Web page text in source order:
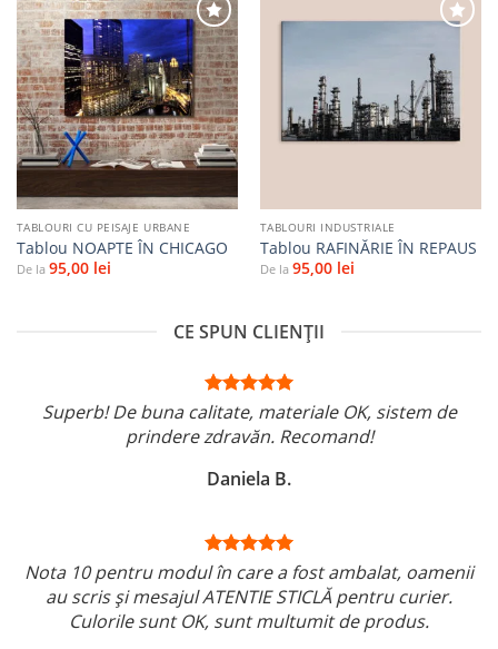
Adaugă
la
favorite
TABLOURI CU PEISAJE URBANE
Tablou NOAPTE ÎN CHICAGO
De la 95,00 lei
Adaugă
la
favorite
TABLOURI INDUSTRIALE
Tablou RAFINĂRIE ÎN REPAUS
De la 95,00 lei
CE SPUN CLIENȚII
Superb! De buna calitate, materiale OK, sistem de
prindere zdravăn. Recomand!
Daniela B.
Nota 10 pentru modul în care a fost ambalat, oamenii
au scris și mesajul ATENTIE STICLĂ pentru curier.
Culorile sunt OK, sunt multumit de produs.